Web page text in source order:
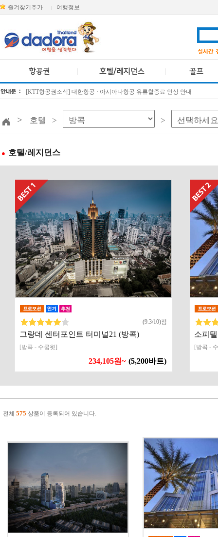
즐겨찾기추가 여행정보
방콕 데일리투어 새 브랜드 DA함께를 소개합니다
> 호텔 > >
● 호텔/레지던스
(9.3/10)점
그랑데 센터포인트 터미널21 (방콕)
[방콕 - 수쿰윗]
234,105원~ (5,200바트)
소피
[방콕 -
전체 575 상품이 등록되어 있습니다.